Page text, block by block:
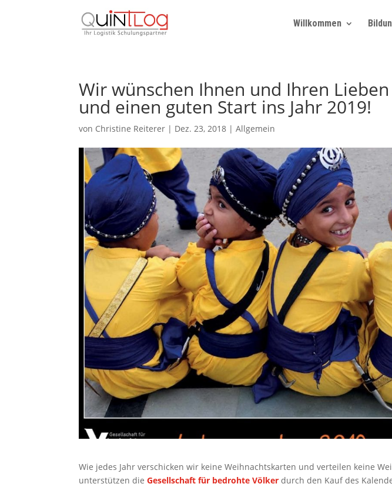
Willkommen
Wir wünschen Ihnen und Ihren
und einen guten Start ins Jahr 2019!
von Christine Reiterer | Dez. 23, 2018 |Allgemein
Wie jedes Jahr verschicken wir keine Weihnachtskarten und verteilen keine
unterstützen dieGesellschaft für bedrohte Völker durch den Kauf des